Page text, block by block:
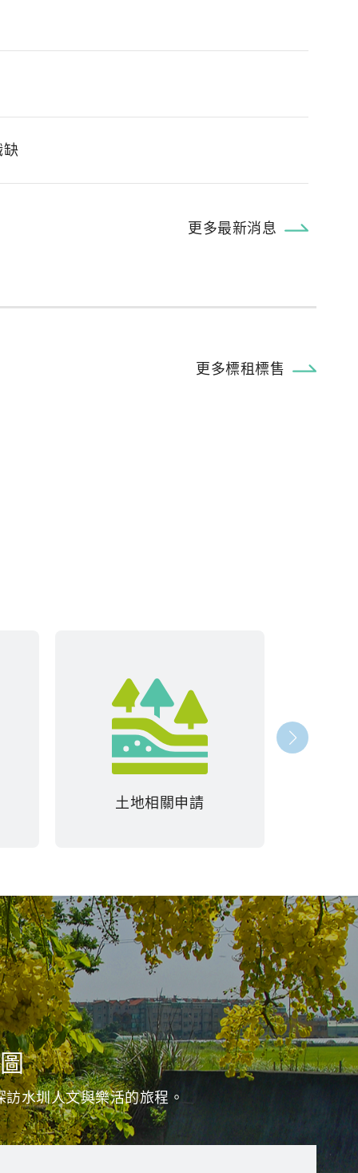
缺
更多最新消息
更多標租標售
土地相關申請
水圳人文與樂活的旅程。